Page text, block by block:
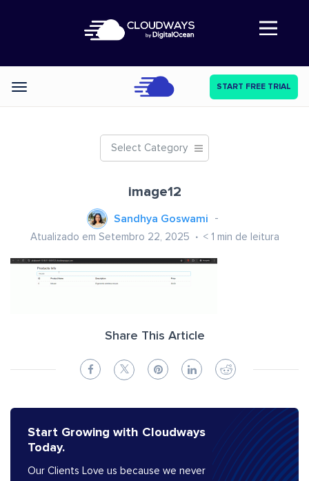
Abre a navegação
Categories START FREE TRIAL
Select Category
image12
Sandhya Goswami
Atualizado em Setembro 22, 2025 < 1 min de leitura
Share This Article
Start Growing with Cloudways
Today.
Our Clients Love us because we never